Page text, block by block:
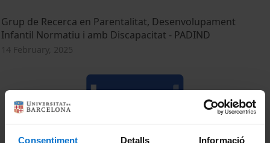
Consentiment Detalls Informació
Grup de Recerca en Parentalitat, Desenvolupament
Infantil Normatiu i amb Discapacitat - PADIND
14 February, 2025